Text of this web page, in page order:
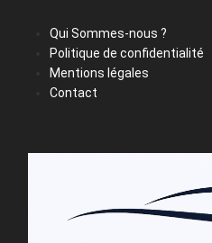
Qui Sommes-nous ?
Politique de confidentialité
Mentions légales
Contact